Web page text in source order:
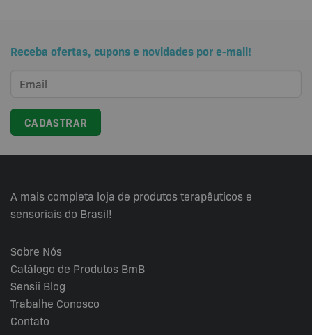
As
escolhidas
na
página
do
Receba ofertas, cupons e novidades por e-mail!
A mais completa loja de produtos terapêuticos e
sensoriais do Brasil!
Sobre Nós
Catálogo de Produtos BmB
Sensii Blog
Trabalhe Conosco
Contato